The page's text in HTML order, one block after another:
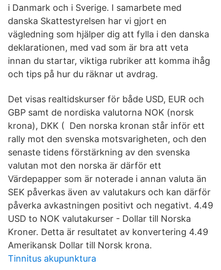
i Danmark och i Sverige. I samarbete med
danska Skattestyrelsen har vi gjort en
vägledning som hjälper dig att fylla i den danska
deklarationen, med vad som är bra att veta
innan du startar, viktiga rubriker att komma ihåg
och tips på hur du räknar ut avdrag.
Det visas realtidskurser för både USD, EUR och
GBP samt de nordiska valutorna NOK (norsk
krona), DKK ( Den norska kronan står inför ett
rally mot den svenska motsvarigheten, och den
senaste tidens förstärkning av den svenska
valutan mot den norska är därför ett
Värdepapper som är noterade i annan valuta än
SEK påverkas även av valutakurs och kan därför
påverka avkastningen positivt och negativt. 4.49
USD to NOK valutakurser - Dollar till Norska
Kroner. Detta är resultatet av konvertering 4.49
Amerikansk Dollar till Norsk krona.
Tinnitus akupunktura